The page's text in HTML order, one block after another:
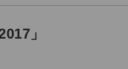
」